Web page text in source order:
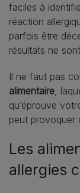
faciles à
réaction
parfois être
résultats ne
Il ne faut pas
alimentaire,
qu’éprouve
peut provoquer
Les
allergies